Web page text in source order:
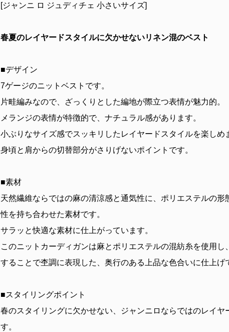
[ジャンニ ロ ジュディチェ 小さいサイズ]
春夏のレイヤードスタイルに欠かせないリネン混のベスト
■デザイン
7ゲージのニットベストです。
片畦編みなので、ざっくりとした編地が際立つ表情が魅力的。
メランジの表情が特徴的で、ナチュラル感があります。
小ぶりなサイズ感でスッキリしたレイヤードスタイルを楽しめ
身頃と肩からの切替部分がさりげないポイントです。
■素材
天然繊維ならではの麻の清涼感と通気性に、ポリエステルの形
性を持ち合わせた素材です。
サラッと快適な素材に仕上がっています。
このニットカーディガンは麻とポリエステルの混紡糸を使用し
することで杢調に表現した、奥行のある上品な色合いに仕上げ
■スタイリングポイント
春のスタイリングに欠かせない、ジャンニロならではのレイヤ
す。